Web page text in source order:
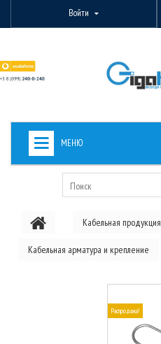
Войти
МЕНЮ
PON ОБОРУДОВАНИЕ
Кабельная продукция
Кабельная арматура и крепление
Распродажа!